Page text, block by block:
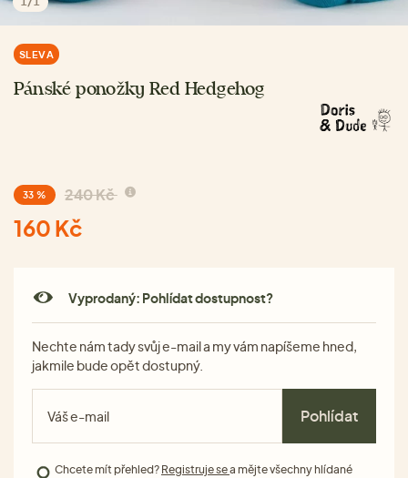
SLEVA
Pánské ponožky Red Hedgehog
33 % 240 Kč
160 Kč
Vyprodaný: Pohlídat dostupnost?
Nechte nám tady svůj e-mail a my vám napíšeme hned,
jakmile bude opět dostupný.
Pohlídat
Chcete mít přehled? Registruje sea mějte všechny hlídané